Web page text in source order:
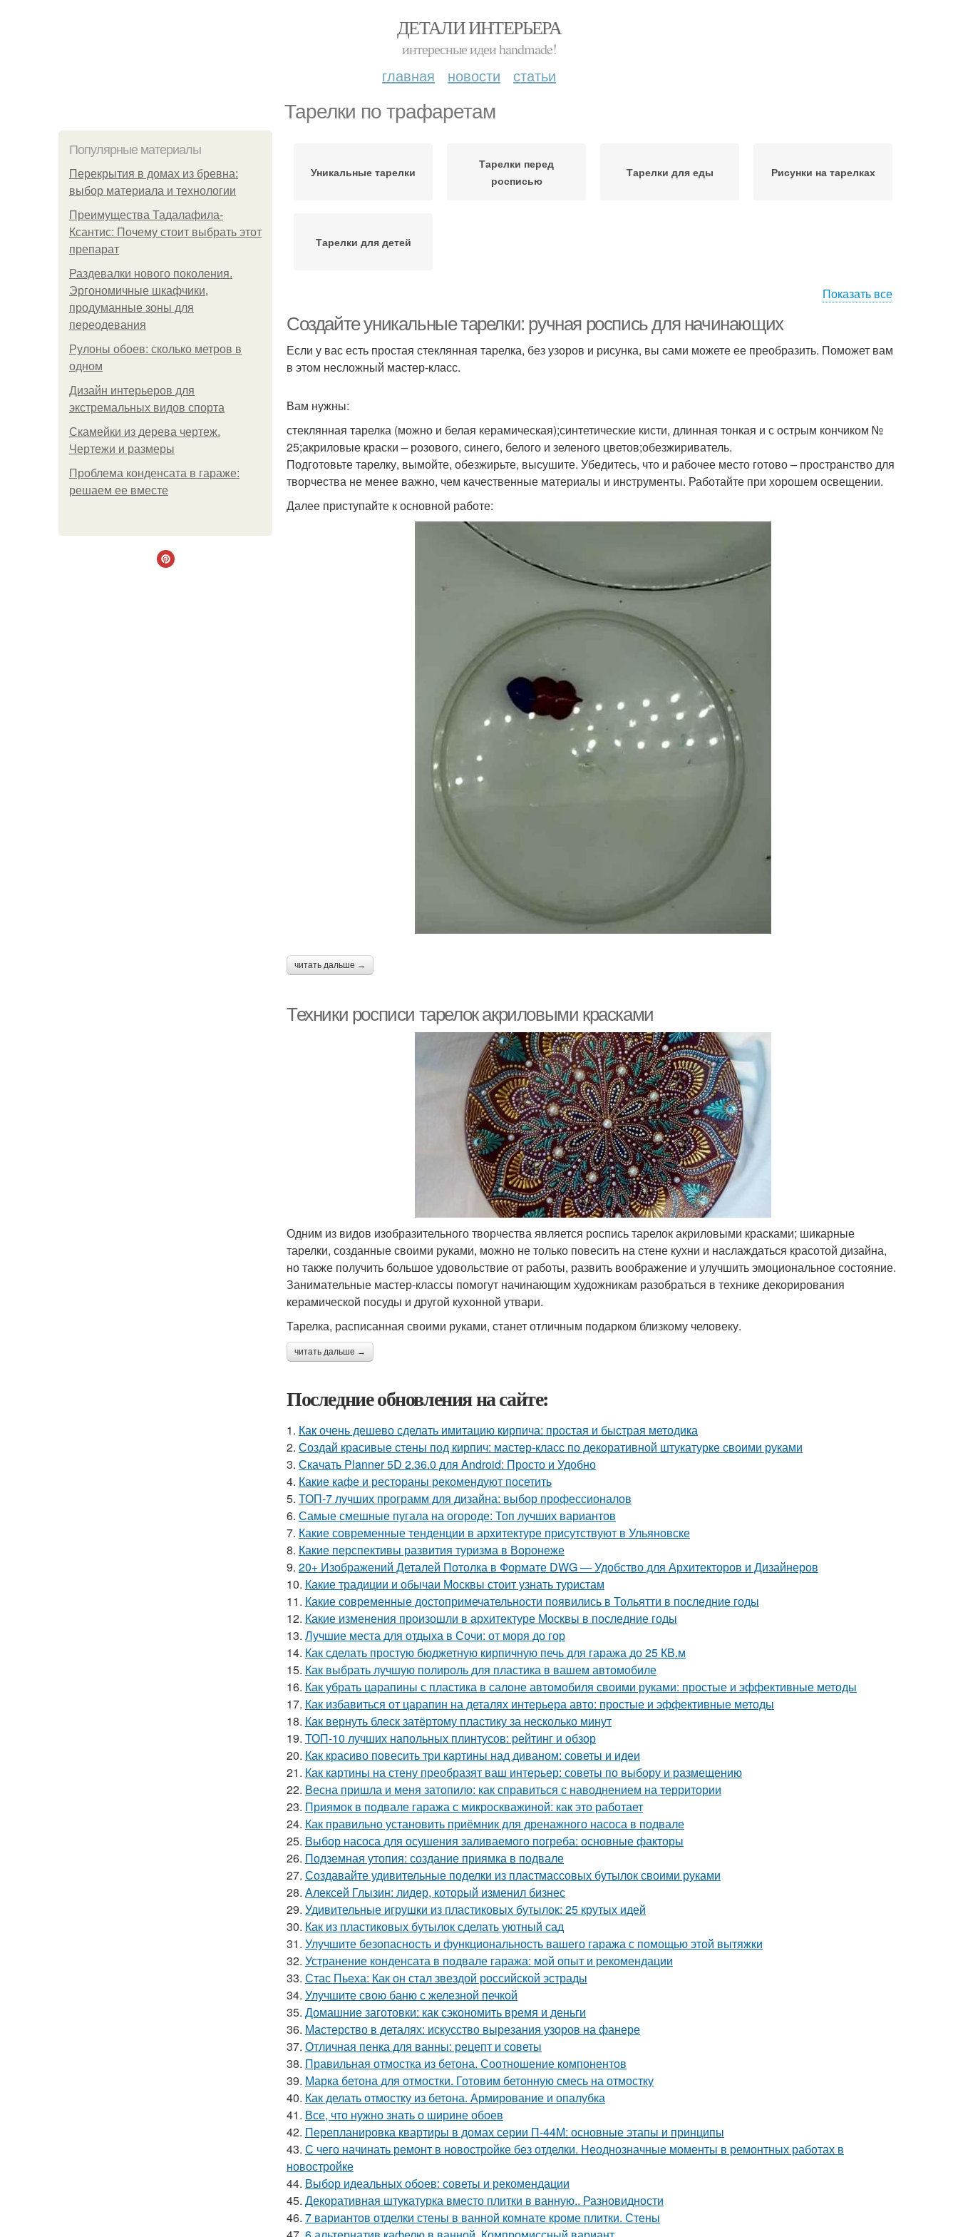
ДЕТАЛИ ИНТЕРЬЕРА
интересные идеи handmade!
главная новости статьи
Тарелки по трафаретам
Популярные материалы
Перекрытия в домах из бревна:
выбор материала и технологии
Преимущества Тадалафила-
Ксантис: Почему стоит выбрать этот
препарат
Раздевалки нового поколения.
Эргономичные шкафчики,
продуманные зоны для
переодевания
Рулоны обоев: сколько метров в
одном
Дизайн интерьеров для
экстремальных видов спорта
Скамейки из дерева чертеж.
Чертежи и размеры
Проблема конденсата в гараже:
решаем ее вместе
Уникальные тарелки
Тарелки перед
росписью
Тарелки для еды Рисунки на тарелках
Тарелки для детей
Показать все
Создайте уникальные тарелки: ручная роспись для начинающих
Если у вас есть простая стеклянная тарелка, без узоров и рисунка, вы сами можете ее преобразить. Поможет вам
в этом несложный мастер-класс.
Вам нужны:
стеклянная тарелка (можно и белая керамическая);синтетические кисти, длинная тонкая и с острым кончиком №
25;акриловые краски – розового, синего, белого и зеленого цветов;обезжириватель.
Подготовьте тарелку, вымойте, обезжирьте, высушите. Убедитесь, что и рабочее место готово – пространство для
творчества не менее важно, чем качественные материалы и инструменты. Работайте при хорошем освещении.
Далее приступайте к основной работе:
читать дальше →
Техники росписи тарелок акриловыми красками
Одним из видов изобразительного творчества является роспись тарелок акриловыми красками; шикарные
тарелки, созданные своими руками, можно не только повесить на стене кухни и наслаждаться красотой дизайна,
но также получить большое удовольствие от работы, развить воображение и улучшить эмоциональное состояние.
Занимательные мастер-классы помогут начинающим художникам разобраться в технике декорирования
керамической посуды и другой кухонной утвари.
Тарелка, расписанная своими руками, станет отличным подарком близкому человеку.
читать дальше →
Последние обновления на сайте:
1. Как очень дешево сделать имитацию кирпича: простая и быстрая методика
2. Создай красивые стены под кирпич: мастер-класс по декоративной штукатурке своими руками
3. Скачать Planner 5D 2.36.0 для Android: Просто и Удобно
4. Какие кафе и рестораны рекомендуют посетить
5. ТОП-7 лучших программ для дизайна: выбор профессионалов
6. Самые смешные пугала на огороде: Топ лучших вариантов
7. Какие современные тенденции в архитектуре присутствуют в Ульяновске
8. Какие перспективы развития туризма в Воронеже
9. 20+ Изображений Деталей Потолка в Формате DWG — Удобство для Архитекторов и Дизайнеров
10. Какие традиции и обычаи Москвы стоит узнать туристам
11. Какие современные достопримечательности появились в Тольятти в последние годы
12. Какие изменения произошли в архитектуре Москвы в последние годы
13. Лучшие места для отдыха в Сочи: от моря до гор
14. Как сделать простую бюджетную кирпичную печь для гаража до 25 КВ.м
15. Как выбрать лучшую полироль для пластика в вашем автомобиле
16. Как убрать царапины с пластика в салоне автомобиля своими руками: простые и эффективные методы
17. Как избавиться от царапин на деталях интерьера авто: простые и эффективные методы
18. Как вернуть блеск затёртому пластику за несколько минут
19. ТОП-10 лучших напольных плинтусов: рейтинг и обзор
20. Как красиво повесить три картины над диваном: советы и идеи
21. Как картины на стену преобразят ваш интерьер: советы по выбору и размещению
22. Весна пришла и меня затопило: как справиться с наводнением на территории
23. Приямок в подвале гаража с микроскважиной: как это работает
24. Как правильно установить приёмник для дренажного насоса в подвале
25. Выбор насоса для осушения заливаемого погреба: основные факторы
26. Подземная утопия: создание приямка в подвале
27. Создавайте удивительные поделки из пластмассовых бутылок своими руками
28. Алексей Глызин: лидер, который изменил бизнес
29. Удивительные игрушки из пластиковых бутылок: 25 крутых идей
30. Как из пластиковых бутылок сделать уютный сад
31. Улучшите безопасность и функциональность вашего гаража с помощью этой вытяжки
32. Устранение конденсата в подвале гаража: мой опыт и рекомендации
33. Стас Пьеха: Как он стал звездой российской эстрады
34. Улучшите свою баню с железной печкой
35. Домашние заготовки: как сэкономить время и деньги
36. Мастерство в деталях: искусство вырезания узоров на фанере
37. Отличная пенка для ванны: рецепт и советы
38. Правильная отмостка из бетона. Соотношение компонентов
39. Марка бетона для отмостки. Готовим бетонную смесь на отмостку
40. Как делать отмостку из бетона. Армирование и опалубка
41. Все, что нужно знать о ширине обоев
42. Перепланировка квартиры в домах серии П-44М: основные этапы и принципы
43. С чего начинать ремонт в новостройке без отделки. Неоднозначные моменты в ремонтных работах в
новостройке
44. Выбор идеальных обоев: советы и рекомендации
45. Декоративная штукатурка вместо плитки в ванную.. Разновидности
46. 7 вариантов отделки стены в ванной комнате кроме плитки. Стены